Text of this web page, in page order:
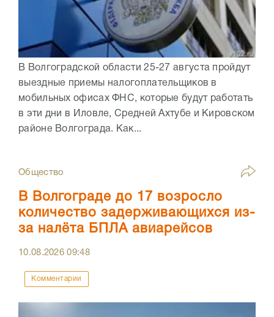
В Волгоградской области 25-27 августа пройдут
выездные приемы налогоплательщиков в
мобильных офисах ФНС, которые будут работать
в эти дни в Иловле, Средней Ахтубе и Кировском
районе Волгограда. Как...
Общество
В Волгограде до 17 возросло
количество задерживающихся из-
за налёта БПЛА авиарейсов
10.08.202609:48
Комментарии